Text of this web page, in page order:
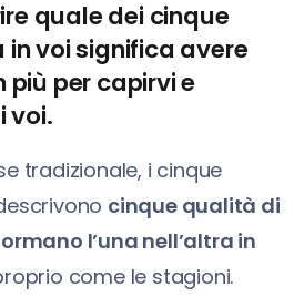
quale dei cinque
voi significa avere
per capirvi e
voi.
tradizionale, i cinque
cinque qualità di
l’una nell’altra in
come le stagioni.